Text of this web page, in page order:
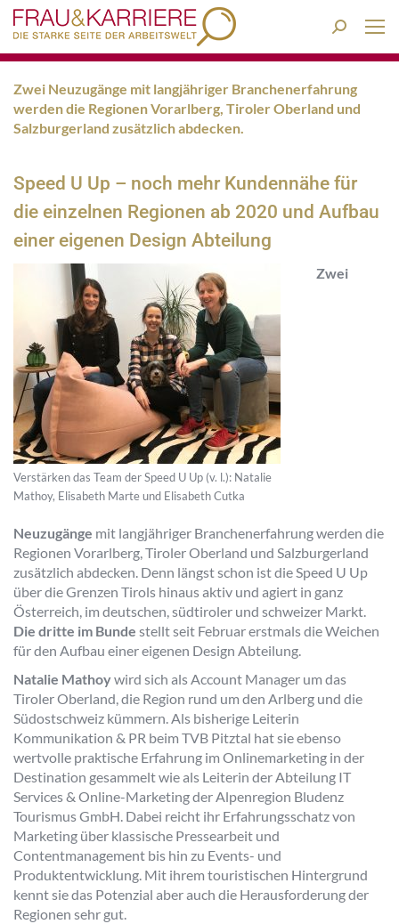
Search:
Zwei Neuzugänge mit langjähriger Branchenerfahrung
werden die Regionen Vorarlberg, Tiroler Oberland und
Salzburgerland zusätzlich abdecken.
Speed U Up – noch mehr Kundennähe für
die einzelnen Regionen ab 2020 und Aufbau
einer eigenen Design Abteilung
Verstärken das Team der Speed U Up (v. l.): Natalie
Mathoy, Elisabeth Marte und Elisabeth Cutka
Zwei
Neuzugänge mit langjähriger Branchenerfahrung werden die
Regionen Vorarlberg, Tiroler Oberland und Salzburgerland
zusätzlich abdecken. Denn längst schon ist die Speed U Up
über die Grenzen Tirols hinaus aktiv und agiert in ganz
Österreich, im deutschen, südtiroler und schweizer Markt.
Die dritte im Bunde stellt seit Februar erstmals die Weichen
für den Aufbau einer eigenen Design Abteilung.
Natalie Mathoywird sich als Account Manager um das
Tiroler Oberland, die Region rund um den Arlberg und die
Südostschweiz kümmern. Als bisherige Leiterin
Kommunikation & PR beim TVB Pitztal hat sie ebenso
wertvolle praktische Erfahrung im Onlinemarketing in der
Destination gesammelt wie als Leiterin der Abteilung IT
Services & Online-Marketing der Alpenregion Bludenz
Tourismus GmbH. Dabei reicht ihr Erfahrungsschatz von
Marketing über klassische Pressearbeit und
Contentmanagement bis hin zu Events- und
Produktentwicklung. Mit ihrem touristischen Hintergrund
kennt sie das Potenzial aber auch die Herausforderung der
Regionen sehr gut.